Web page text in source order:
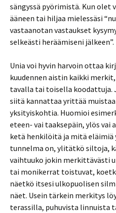
sängyssä pyörimistä. Kun olet
ääneen tai hiljaa mielessäsi
vastaanotan vastaukset
selkeästi heräämiseni jälkeen”.
Unia voi hyvin harvoin ottaa
kuudennen aistin kaikki
tavalla tai toisella koodattuja.
siitä kannattaa yrittää
yksityiskohtia. Huomioi
eteen- vai taaksepäin, ylös vai
ketä henkilöitä ja mitä
tunnelma on, ylitätkö siltoja,
vaihtuuko jokin merkittävästi
tai monikerrat toistuvat,
näetkö itsesi ulkopuolisen
näet. Usein tärkein merkitys
terassilla, puhuvista linnuista